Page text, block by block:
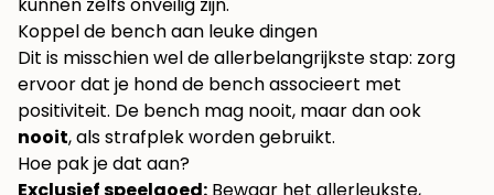
kunnen zelfs onveilig zijn.
Koppel de bench aan leuke dingen
Dit is misschien wel de allerbelangrijkste stap: zorg
ervoor dat je hond de bench associeert met
positiviteit. De bench mag nooit, maar dan ook
nooit, als strafplek worden gebruikt.
Hoe pak je dat aan?